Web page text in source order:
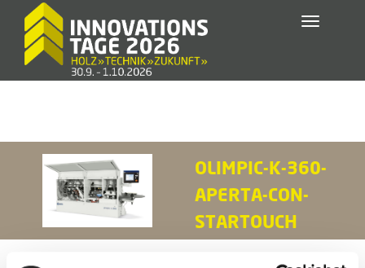
Toggle
OLIMPIC-K-360-
APERTA-CON-
STARTOUCH